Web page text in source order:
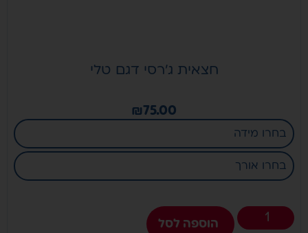
חצאית ג’רסי דגם טלי
₪75.00
הוספה לסל